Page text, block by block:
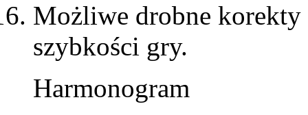
Możliwe drobne korekty
szybkości gry.
Harmonogram